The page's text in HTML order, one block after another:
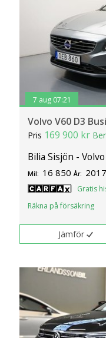
7 aug 07:21
Volvo V60 D3
Pris 169 900 kr
Bilia Sisjön - Volvo
Mil: 16 850 År: 2017
Gratis
Räkna på försäkring
Jämför